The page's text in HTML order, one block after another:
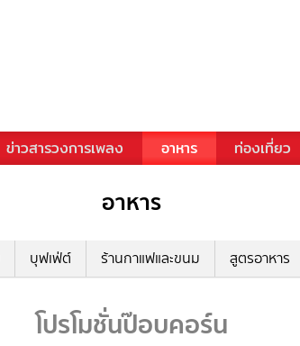
ข่าวสารวงการเพลง อาหาร ท่องเที่ยว
อาหาร
บุฟเฟ่ต์ ร้านกาแฟและขนม สูตรอาหาร
โปรโมชั่นป๊อบคอร์น